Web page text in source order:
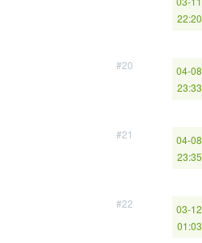
22:20
#20
04-08
23:33
#21
04-08
23:35
#22
03-12
01:03